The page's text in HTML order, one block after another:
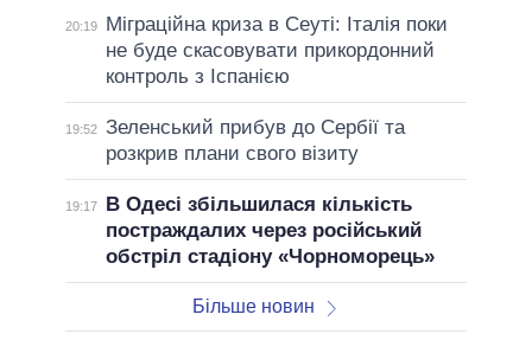
20:19
Міграційна криза в Сеуті: Італія поки
не буде скасовувати прикордонний
контроль з Іспанією
19:52 Зеленський прибув до Сербії та
розкрив плани свого візиту
19:17
В Одесі збільшилася кількість
постраждалих через російський
обстріл стадіону «Чорноморець»
Більше новин